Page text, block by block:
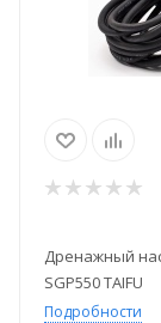
Дренажный
SGP550 TAIFU
Подробности